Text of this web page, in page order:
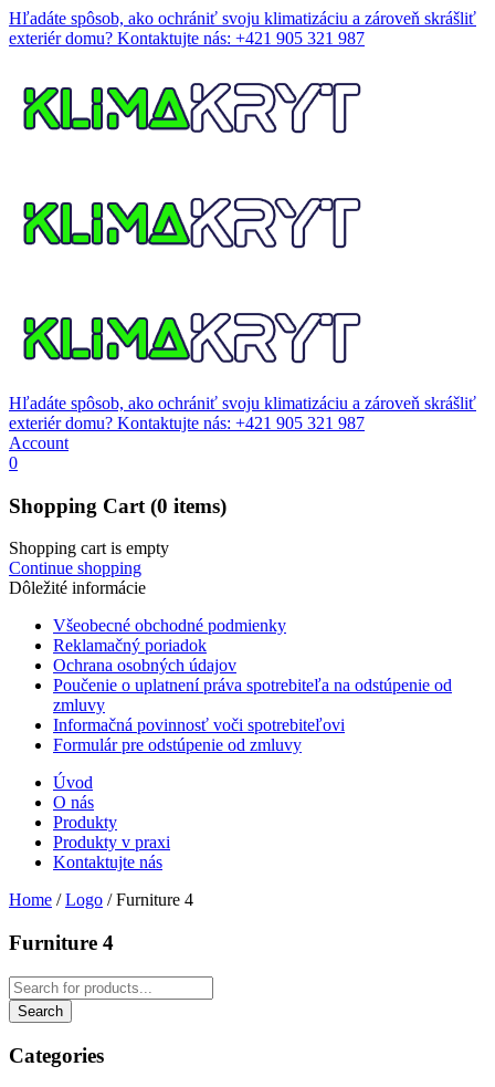
Hľadáte spôsob, ako ochrániť svoju klimatizáciu a zároveň skrášliť
exteriér domu? Kontaktujte nás: +421 905 321 987
Hľadáte spôsob, ako ochrániť svoju klimatizáciu a zároveň skrášliť
exteriér domu? Kontaktujte nás: +421 905 321 987
Account
0
Shopping Cart (0 items)
Shopping cart is empty
Continue shopping
Dôležité informácie
Všeobecné obchodné podmienky
Reklamačný poriadok
Ochrana osobných údajov
Poučenie o uplatnení práva spotrebiteľa na odstúpenie od
zmluvy
Informačná povinnosť voči spotrebiteľovi
Formulár pre odstúpenie od zmluvy
Úvod
O nás
Produkty
Produkty v praxi
Kontaktujte nás
Home / Logo / Furniture 4
Furniture 4
Categories